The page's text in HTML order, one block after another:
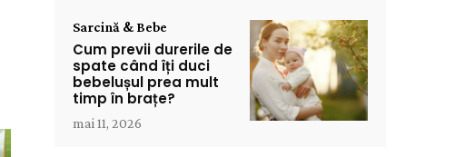
Sarcină & Bebe
Cum previi durerile de
spate când îți duci
bebelușul prea mult
timp în brațe?
mai 11, 2026